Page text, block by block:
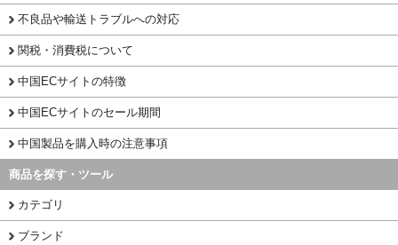
不良品や輸送トラブルへの対応
関税・消費税について
中国ECサイトの特徴
中国ECサイトのセール期間
中国製品を購入時の注意事項
商品を探す・ツール
カテゴリ
ブランド